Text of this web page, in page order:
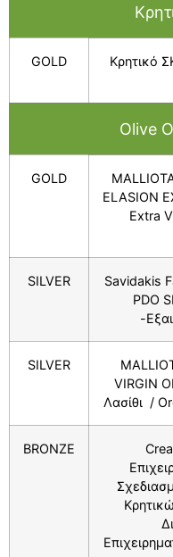
GOLD
Κρητικό
Olive
GOLD
ELASION
Extra
SILVER
Savidakis
PDO
-
SILVER
VIRGIN
Λασίθι /
BRONZE